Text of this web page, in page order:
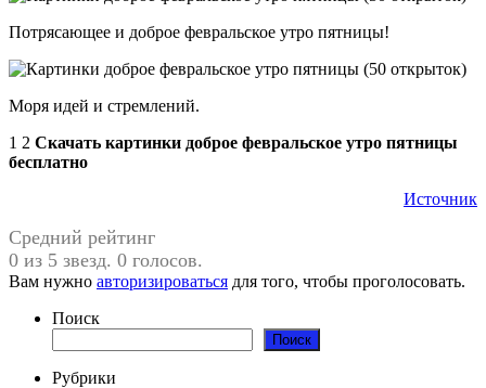
Потрясающее и доброе февральское утро пятницы!
Моря идей и стремлений.
1 2 Скачать картинки доброе февральское утро пятницы
бесплатно
Источник
Средний рейтинг
0 из 5 звезд. 0 голосов.
Вам нужно авторизироваться для того, чтобы проголосовать.
Поиск
Поиск
Рубрики